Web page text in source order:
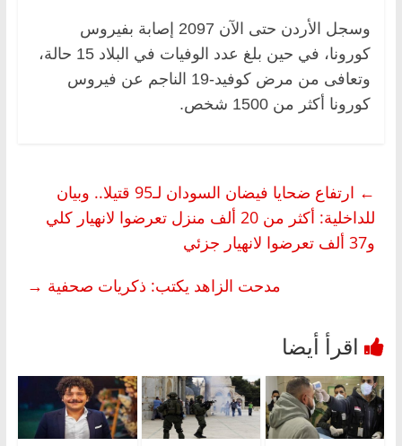
وسجل الأردن حتى الآن 2097 إصابة بفيروس
كورونا، في حين بلغ عدد الوفيات في البلاد 15 حالة،
وتعافى من مرض كوفيد-19 الناجم عن فيروس
كورونا أكثر من 1500 شخص.
←
ارتفاع ضحايا فيضان السودان لـ95 قتيلا.. وبيان
للداخلية: أكثر من 20 ألف منزل تعرضوا لانهيار كلي
و37 ألف تعرضوا لانهيار جزئي
مدحت الزاهد يكتب: ذكريات صحفية →